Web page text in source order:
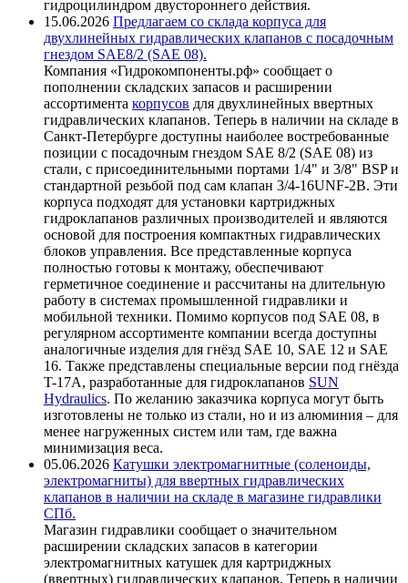
гидроцилиндром двустороннего действия.
15.06.2026 Предлагаем со склада корпуса для
двухлинейных гидравлических клапанов с посадочным
гнездом SAE8/2 (SAE 08).
Компания «Гидрокомпоненты.рф» сообщает о
пополнении складских запасов и расширении
ассортимента корпусов для двухлинейных ввертных
гидравлических клапанов. Теперь в наличии на складе в
Санкт-Петербурге доступны наиболее востребованные
позиции с посадочным гнездом SAE 8/2 (SAE 08) из
стали, с присоединительными портами 1/4" и 3/8" BSP и
стандартной резьбой под сам клапан 3/4-16UNF-2B. Эти
корпуса подходят для установки картриджных
гидроклапанов различных производителей и являются
основой для построения компактных гидравлических
блоков управления. Все представленные корпуса
полностью готовы к монтажу, обеспечивают
герметичное соединение и рассчитаны на длительную
работу в системах промышленной гидравлики и
мобильной техники. Помимо корпусов под SAE 08, в
регулярном ассортименте компании всегда доступны
аналогичные изделия для гнёзд SAE 10, SAE 12 и SAE
16. Также представлены специальные версии под гнёзда
T-17A, разработанные для гидроклапанов SUN
Hydraulics. По желанию заказчика корпуса могут быть
изготовлены не только из стали, но и из алюминия – для
менее нагруженных систем или там, где важна
минимизация веса.
05.06.2026 Катушки электромагнитные (соленоиды,
электромагниты) для ввертных гидравлических
клапанов в наличии на складе в магазине гидравлики
СПб.
Магазин гидравлики сообщает о значительном
расширении складских запасов в категории
электромагнитных катушек для картриджных
(ввертных) гидравлических клапанов. Теперь в наличии